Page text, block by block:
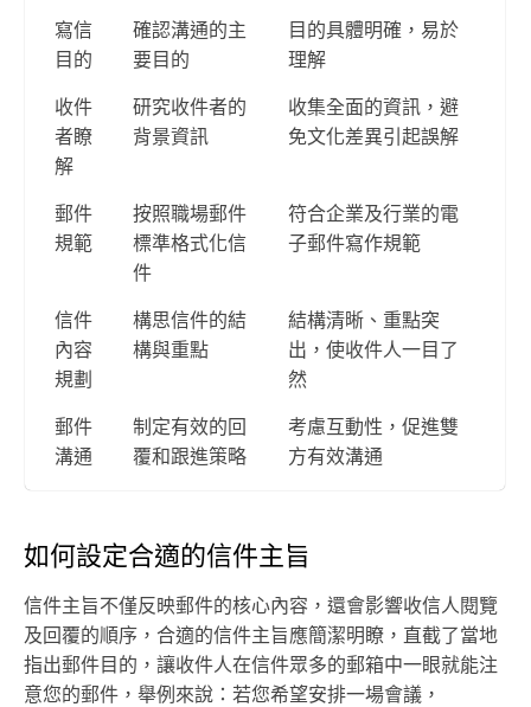
寫信
目的
確認溝通的主
要目的
目的具體明確，易於
理解
收件
者瞭
解
研究收件者的
背景資訊
收集全面的資訊，避
免文化差異引起誤解
郵件
規範
按照職場郵件
標準格式化信
件
符合企業及行業的電
子郵件寫作規範
信件
內容
規劃
構思信件的結
構與重點
結構清晰、重點突
出，使收件人一目了
然
郵件
溝通
制定有效的回
覆和跟進策略
考慮互動性，促進雙
方有效溝通
如何設定合適的信件主旨
信件主旨不僅反映郵件的核心內容，還會影響收信人閱覽
及回覆的順序，合適的信件主旨應簡潔明瞭，直截了當地
指出郵件目的，讓收件人在信件眾多的郵箱中一眼就能注
意您的郵件，舉例來說：若您希望安排一場會議，